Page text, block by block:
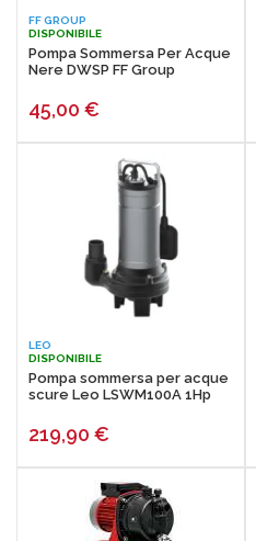
FF GROUP
DISPONIBILE
Pompa Sommersa Per Acque
Nere DWSP FF Group
45,00 €
LEO
DISPONIBILE
Pompa sommersa per acque
scure Leo LSWM100A 1Hp
219,90 €